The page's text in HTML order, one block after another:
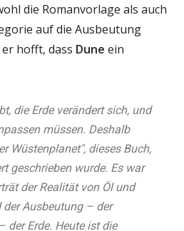
die Romanvorlage als auch
auf die Ausbeutung
hofft, dass Dune ein
die Erde verändert sich, und
müssen. Deshalb
Wüstenplanet", dieses Buch,
geschrieben wurde. Es war
der Realität von Öl und
Ausbeutung – der
der Erde. Heute ist die